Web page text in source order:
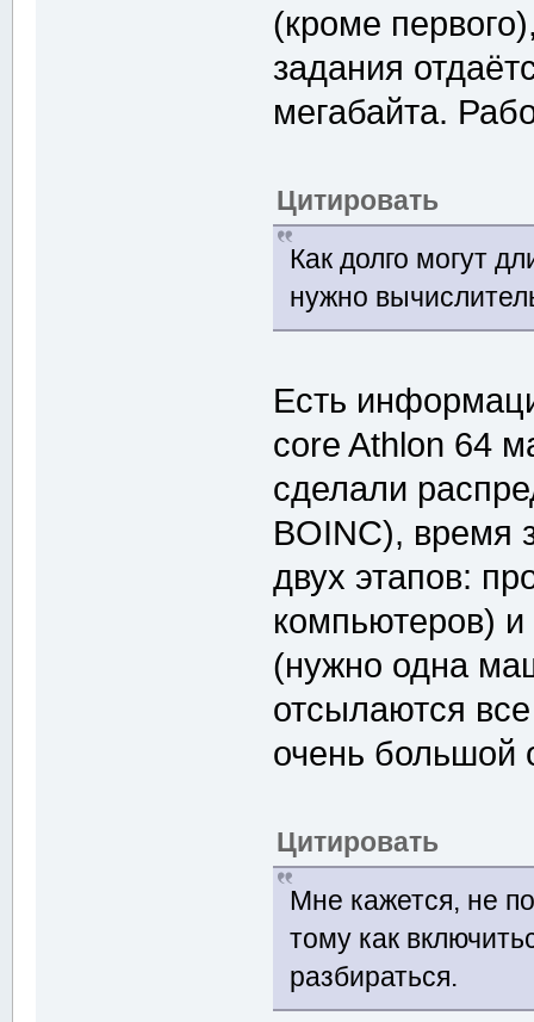
(кроме
задания
мегабайта.
Цитировать
Как долго могут
нужно
Есть
core Athlon 64
сделали
BOINC), время
двух этапов:
компьютеров)
(нужно одна
отсылаются все
очень большой
Цитировать
Мне кажется, не
тому как
разбираться.